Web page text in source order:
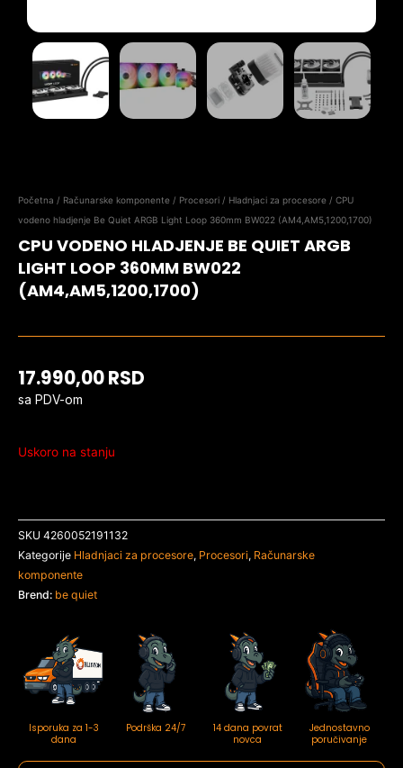
Početna / Računarske komponente / Procesori / Hladnjaci za procesore / CPU
vodeno hladjenje Be Quiet ARGB Light Loop 360mm BW022 (AM4,AM5,1200,1700)
CPU VODENO HLADJENJE BE QUIET ARGB
LIGHT LOOP 360MM BW022
(AM4,AM5,1200,1700)
17.990,00RSD
sa PDV-om
Uskoro na stanju
SKU 4260052191132
Kategorije Hladnjaci za procesore, Procesori, Računarske
komponente
Brend: be quiet
Isporuka za 1-3
dana
Podrška 24/7
14 dana povrat
novca
Jednostavno
poručivanje